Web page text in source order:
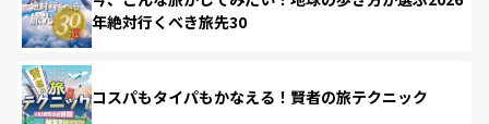
年絶対行くべき旅先30
コスパもタイパもかなえる！賢者の旅テクニック